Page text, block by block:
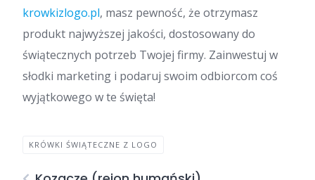
krowkizlogo.pl, masz pewność, że otrzymasz
produkt najwyższej jakości, dostosowany do
świątecznych potrzeb Twojej firmy. Zainwestuj w
słodki marketing i podaruj swoim odbiorcom coś
wyjątkowego w te święta!
KRÓWKI ŚWIĄTECZNE Z LOGO